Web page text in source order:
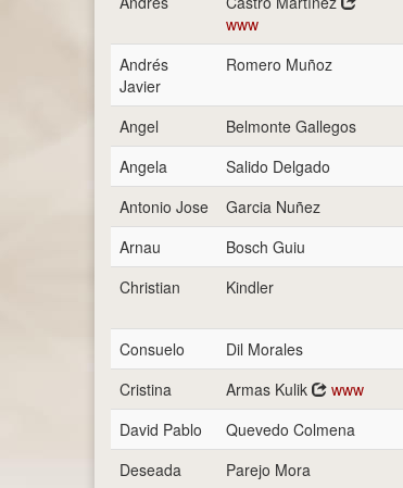
www
Andrés
Javier
Romero Muñoz
Angel Belmonte Gallegos
Angela
Salido Delgado
Antonio Jose
Garcia Nuñez
Arnau
Bosch Guiu
Christian
Kindler
Consuelo Dil Morales
Cristina
Armas Kulik www
David Pablo
Quevedo Colmena
Deseada
Parejo Mora